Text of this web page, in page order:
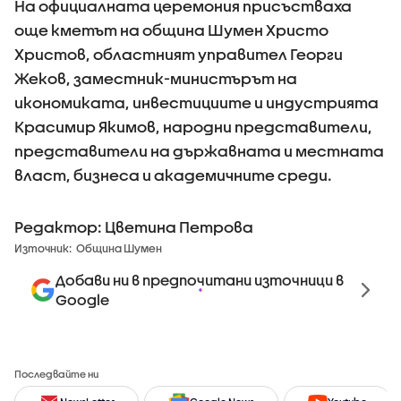
На официалната церемония присъстваха
още кметът на община Шумен Христо
Христов, областният управител Георги
Жеков, заместник-министърът на
икономиката, инвестициите и индустрията
Красимир Якимов, народни представители,
представители на държавната и местната
власт, бизнеса и академичните среди.
Редактор: Цветина Петрова
Източник: Община Шумен
Добави ни в предпочитани източници в
Google
Последвайте ни